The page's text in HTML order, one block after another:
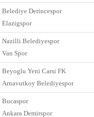
Belediye Derincespor
Elazigspor
Nazilli Belediyespor
Van Spor
Beyoglu Yeni Carsi FK
Arnavutkoy Belediyespor
Bucaspor
Ankara Demirspor